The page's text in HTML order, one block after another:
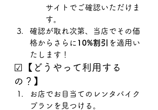
サイトでご確認いただけま
す。
確認が取れ次第、当店でその価
格からさらに 10%割引
を適用い
たします！
☑【どうやって利用する
の？】
お店でお目当てのレンタバイク
プランを見つける。